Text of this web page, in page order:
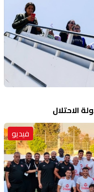
الاحتلال
فيديو